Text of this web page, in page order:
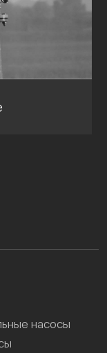
насосы